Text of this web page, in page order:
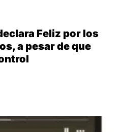
Feliz por los
a pesar de que